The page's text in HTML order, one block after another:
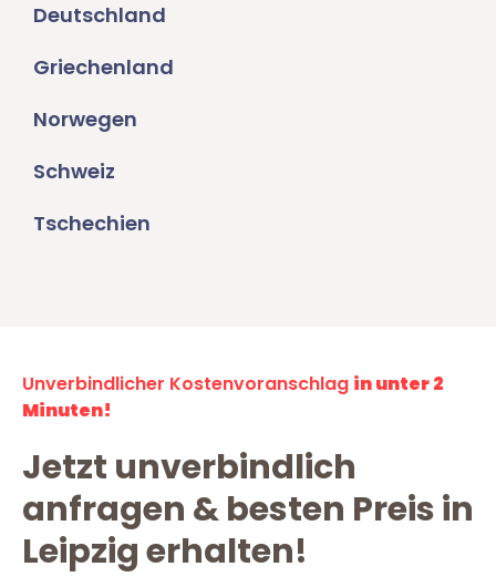
Deutschland
Griechenland
Norwegen
Schweiz
Tschechien
Unverbindlicher Kostenvoranschlag in unter 2
Minuten!
Jetzt unverbindlich
anfragen & besten Preis in
Leipzig erhalten!